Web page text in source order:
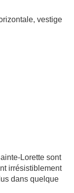
vestige
Lorette sont
irrésistiblement
dans quelque